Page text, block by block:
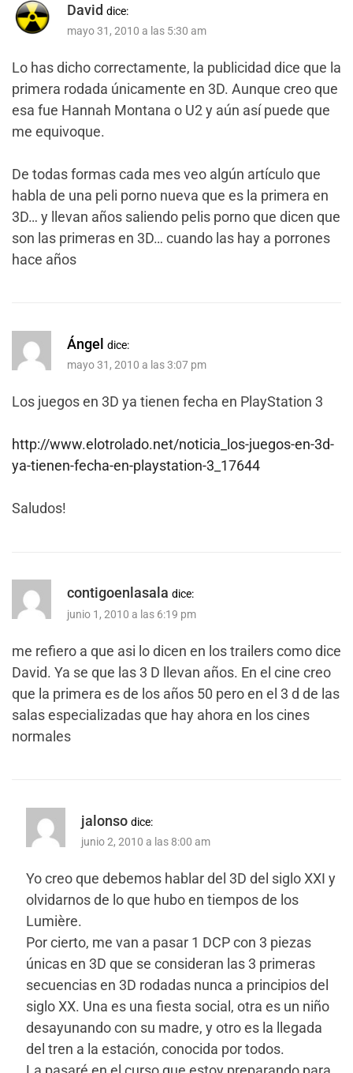
David dice:
mayo 31, 2010 a las 5:30 am
Lo has dicho correctamente, la publicidad dice que la
primera rodada únicamente en 3D. Aunque creo que
esa fue Hannah Montana o U2 y aún así puede que
me equivoque.
De todas formas cada mes veo algún artículo que
habla de una peli porno nueva que es la primera en
3D… y llevan años saliendo pelis porno que dicen que
son las primeras en 3D… cuando las hay a porrones
hace años
Ángel dice:
mayo 31, 2010 a las 3:07 pm
Los juegos en 3D ya tienen fecha en PlayStation 3
http://www.elotrolado.net/noticia_los-juegos-en-3d-
ya-tienen-fecha-en-playstation-3_17644
Saludos!
contigoenlasala dice:
junio 1, 2010 a las 6:19 pm
me refiero a que asi lo dicen en los trailers como dice
David. Ya se que las 3 D llevan años. En el cine creo
que la primera es de los años 50 pero en el 3 d de las
salas especializadas que hay ahora en los cines
normales
jalonso dice:
junio 2, 2010 a las 8:00 am
Yo creo que debemos hablar del 3D del siglo XXI y
olvidarnos de lo que hubo en tiempos de los
Lumière.
Por cierto, me van a pasar 1 DCP con 3 piezas
únicas en 3D que se consideran las 3 primeras
secuencias en 3D rodadas nunca a principios del
siglo XX. Una es una fiesta social, otra es un niño
desayunando con su madre, y otro es la llegada
del tren a la estación, conocida por todos.